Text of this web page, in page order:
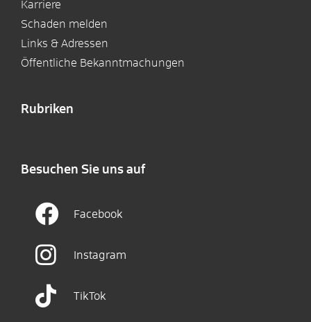
Karriere
Schaden melden
Links & Adressen
Öffentliche Bekanntmachungen
Rubriken
Besuchen Sie uns auf
Facebook
Instagram
TikTok